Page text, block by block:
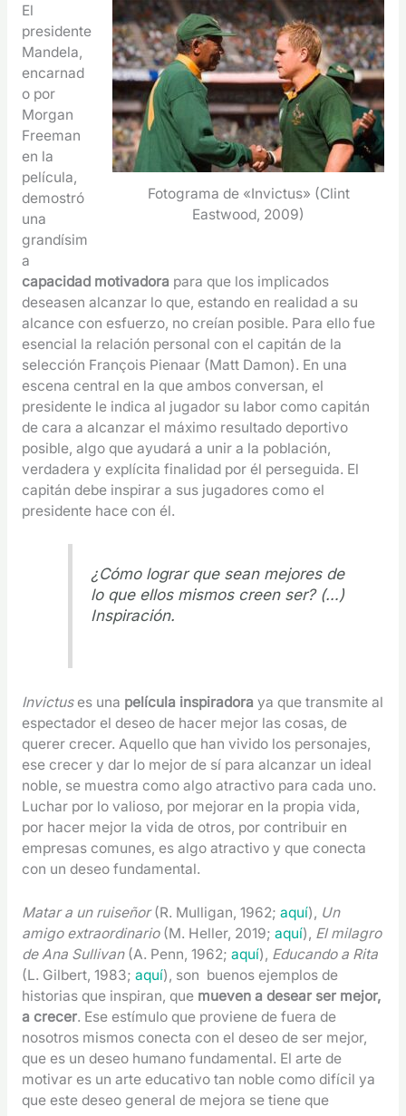
Fotograma de «Invictus» (Clint
Eastwood, 2009)
El
presidente
Mandela,
encarnad
o por
Morgan
Freeman
en la
película,
demostró
una
grandísim
a
capacidad motivadora para que los implicados
deseasen alcanzar lo que, estando en realidad a su
alcance con esfuerzo, no creían posible. Para ello fue
esencial la relación personal con el capitán de la
selección François Pienaar (Matt Damon). En una
escena central en la que ambos conversan, el
presidente le indica al jugador su labor como capitán
de cara a alcanzar el máximo resultado deportivo
posible, algo que ayudará a unir a la población,
verdadera y explícita finalidad por él perseguida. El
capitán debe inspirar a sus jugadores como el
presidente hace con él.
¿Cómo lograr que sean mejores de
lo que ellos mismos creen ser? (…)
Inspiración.
Invictuses una película inspiradora ya que transmite al
espectador el deseo de hacer mejor las cosas, de
querer crecer. Aquello que han vivido los personajes,
ese crecer y dar lo mejor de sí para alcanzar un ideal
noble, se muestra como algo atractivo para cada uno.
Luchar por lo valioso, por mejorar en la propia vida,
por hacer mejor la vida de otros, por contribuir en
empresas comunes, es algo atractivo y que conecta
con un deseo fundamental.
Matar a un ruiseñor(R. Mulligan, 1962; aquí), Un
amigo extraordinario(M. Heller, 2019; aquí), El milagro
de Ana Sullivan(A. Penn, 1962; aquí), Educando a Rita
(L. Gilbert, 1983; aquí), son buenos ejemplos de
historias que inspiran, que mueven a desear ser mejor,
a crecer. Ese estímulo que proviene de fuera de
nosotros mismos conecta con el deseo de ser mejor,
que es un deseo humano fundamental. El arte de
motivar es un arte educativo tan noble como difícil ya
que este deseo general de mejora se tiene que